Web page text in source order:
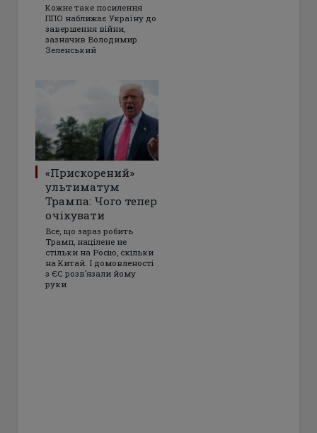
Кожне таке посилення
ППО наближає Україну до
завершення війни,
зазначив Володимир
Зеленський
«Прискорений»
ультиматум
Трампа: Чого тепер
очікувати
Все, що зараз робить
Трамп, націлене не
стільки на Росію, скільки
на Китай. І домовленості
з ЄС розвʼязали йому
руки